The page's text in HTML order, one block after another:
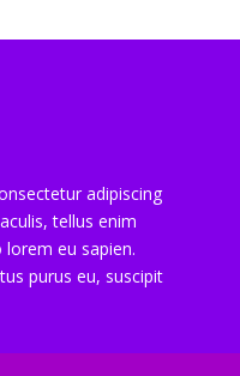
adipiscing
tellus enim
eu sapien.
purus eu, suscipit